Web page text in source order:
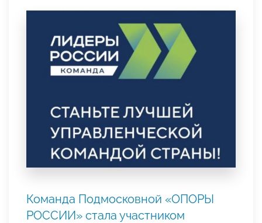
Команда Подмосковной «ОПОРЫ
РОССИИ» стала участником